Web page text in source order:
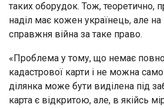
таких оборудок. Тож, теоретично,
наділ має кожен українець, але на
справжня війна за таке право.
«Проблема у тому, що немає
кадастрової карти і не можна
ділянка може бути виділена під
карта є відкритою, але, в якійсь